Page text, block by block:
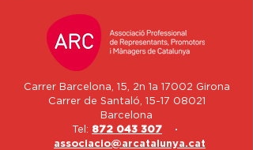
Carrer Barcelona, 15, 2n 1a 17002 Girona
Carrer de Santaló, 15-17 08021
Barcelona
Tel: 872 043 307 ·
associacio@arcatalunya.cat